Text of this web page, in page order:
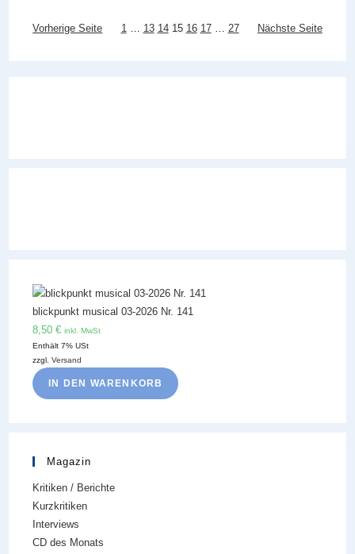
Vorherige Seite 1 … 13 14 15 16 17 … 27 Nächste Seite
blickpunkt musical 03-2026 Nr. 141
8,50€ inkl. MwSt
Enthält 7% USt
zzgl.Versand
IN DEN WARENKORB
Magazin
Kritiken / Berichte
Kurzkritiken
Interviews
CD des Monats